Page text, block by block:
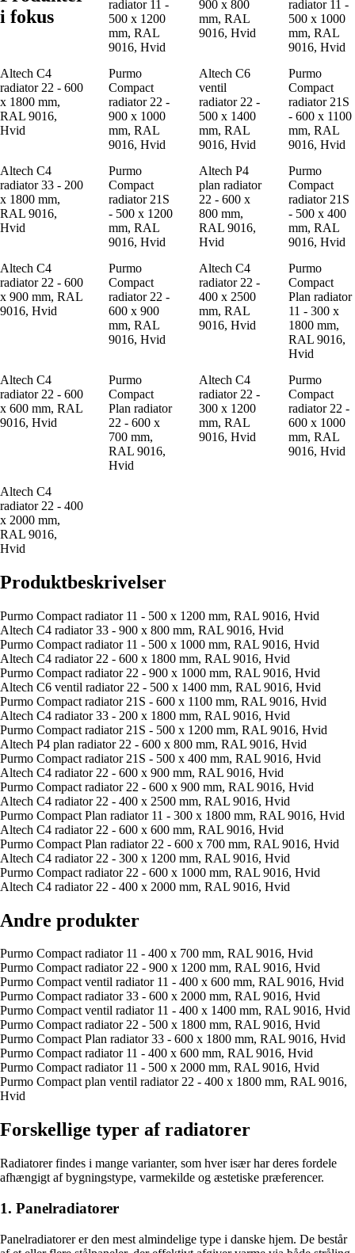
i fokus
radiator 11 -
500 x 1200
mm, RAL
9016, Hvid
900 x 800
mm, RAL
9016, Hvid
radiator 11 -
500 x 1000
mm, RAL
9016, Hvid
Altech C4
radiator 22 - 600
x 1800 mm,
RAL 9016,
Hvid
Purmo
Compact
radiator 22 -
900 x 1000
mm, RAL
9016, Hvid
Altech C6
ventil
radiator 22 -
500 x 1400
mm, RAL
9016, Hvid
Purmo
Compact
radiator 21S
- 600 x 1100
mm, RAL
9016, Hvid
Altech C4
radiator 33 - 200
x 1800 mm,
RAL 9016,
Hvid
Purmo
Compact
radiator 21S
- 500 x 1200
mm, RAL
9016, Hvid
Altech P4
plan radiator
22 - 600 x
800 mm,
RAL 9016,
Hvid
Purmo
Compact
radiator 21S
- 500 x 400
mm, RAL
9016, Hvid
Altech C4
radiator 22 - 600
x 900 mm, RAL
9016, Hvid
Purmo
Compact
radiator 22 -
600 x 900
mm, RAL
9016, Hvid
Altech C4
radiator 22 -
400 x 2500
mm, RAL
9016, Hvid
Purmo
Compact
Plan radiator
11 - 300 x
1800 mm,
RAL 9016,
Hvid
Altech C4
radiator 22 - 600
x 600 mm, RAL
9016, Hvid
Purmo
Compact
Plan radiator
22 - 600 x
700 mm,
RAL 9016,
Hvid
Altech C4
radiator 22 -
300 x 1200
mm, RAL
9016, Hvid
Purmo
Compact
radiator 22 -
600 x 1000
mm, RAL
9016, Hvid
Altech C4
radiator 22 - 400
x 2000 mm,
RAL 9016,
Hvid
Produktbeskrivelser
Purmo Compact radiator 11 - 500 x 1200 mm, RAL 9016, Hvid
Altech C4 radiator 33 - 900 x 800 mm, RAL 9016, Hvid
Purmo Compact radiator 11 - 500 x 1000 mm, RAL 9016, Hvid
Altech C4 radiator 22 - 600 x 1800 mm, RAL 9016, Hvid
Purmo Compact radiator 22 - 900 x 1000 mm, RAL 9016, Hvid
Altech C6 ventil radiator 22 - 500 x 1400 mm, RAL 9016, Hvid
Purmo Compact radiator 21S - 600 x 1100 mm, RAL 9016, Hvid
Altech C4 radiator 33 - 200 x 1800 mm, RAL 9016, Hvid
Purmo Compact radiator 21S - 500 x 1200 mm, RAL 9016, Hvid
Altech P4 plan radiator 22 - 600 x 800 mm, RAL 9016, Hvid
Purmo Compact radiator 21S - 500 x 400 mm, RAL 9016, Hvid
Altech C4 radiator 22 - 600 x 900 mm, RAL 9016, Hvid
Purmo Compact radiator 22 - 600 x 900 mm, RAL 9016, Hvid
Altech C4 radiator 22 - 400 x 2500 mm, RAL 9016, Hvid
Purmo Compact Plan radiator 11 - 300 x 1800 mm, RAL 9016, Hvid
Altech C4 radiator 22 - 600 x 600 mm, RAL 9016, Hvid
Purmo Compact Plan radiator 22 - 600 x 700 mm, RAL 9016, Hvid
Altech C4 radiator 22 - 300 x 1200 mm, RAL 9016, Hvid
Purmo Compact radiator 22 - 600 x 1000 mm, RAL 9016, Hvid
Altech C4 radiator 22 - 400 x 2000 mm, RAL 9016, Hvid
Andre produkter
Purmo Compact radiator 11 - 400 x 700 mm, RAL 9016, Hvid
Purmo Compact radiator 22 - 900 x 1200 mm, RAL 9016, Hvid
Purmo Compact ventil radiator 11 - 400 x 600 mm, RAL 9016, Hvid
Purmo Compact radiator 33 - 600 x 2000 mm, RAL 9016, Hvid
Purmo Compact ventil radiator 11 - 400 x 1400 mm, RAL 9016, Hvid
Purmo Compact radiator 22 - 500 x 1800 mm, RAL 9016, Hvid
Purmo Compact Plan radiator 33 - 600 x 1800 mm, RAL 9016, Hvid
Purmo Compact radiator 11 - 400 x 600 mm, RAL 9016, Hvid
Purmo Compact radiator 11 - 500 x 2000 mm, RAL 9016, Hvid
Purmo Compact plan ventil radiator 22 - 400 x 1800 mm, RAL 9016,
Hvid
Forskellige typer af radiatorer
Radiatorer findes i mange varianter, som hver især har deres fordele
afhængigt af bygningstype, varmekilde og æstetiske præferencer.
1. Panelradiatorer
Panelradiatorer er den mest almindelige type i danske hjem. De består